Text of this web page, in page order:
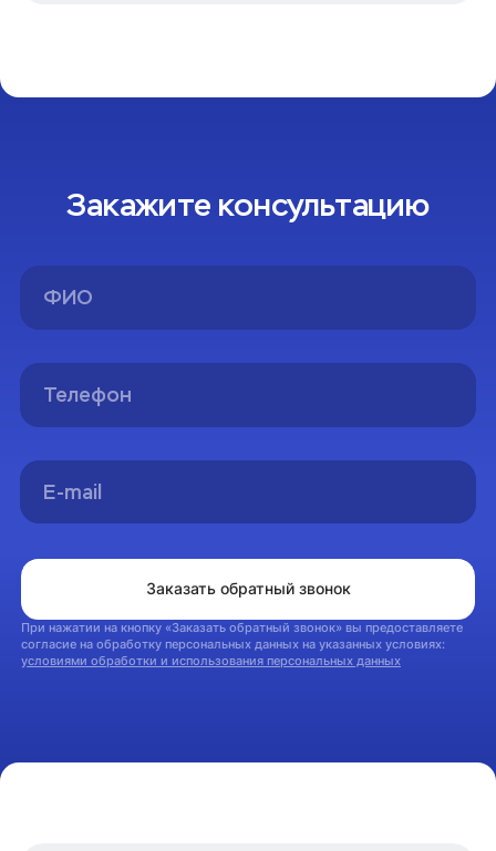
Закажите консультацию
При нажатии на кнопку «Заказать обратный звонок» вы предоставляете
согласие на обработку персональных данных на указанных условиях:
условиями обработки и использования персональных данных
Заказать обратный звонок
На главную